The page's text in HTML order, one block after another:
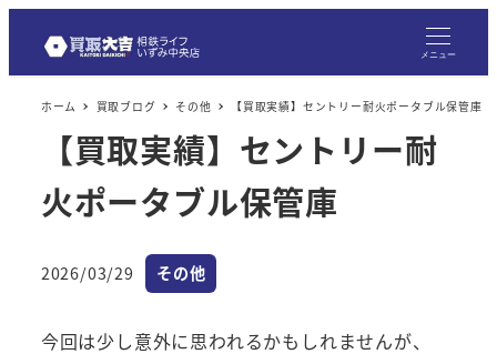
メニュー
ホーム 買取ブログ その他 【買取実績】セントリー耐火ポータブル保管庫
【買取実績】セントリー耐
火ポータブル保管庫
投稿日
2026/03/29 カテゴリー
その他
今回は少し意外に思われるかもしれませんが、